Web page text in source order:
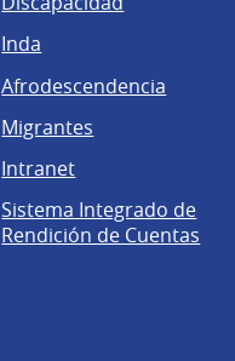
Inda
Afrodescendencia
Migrantes
Intranet
Sistema Integrado de
Rendición de Cuentas